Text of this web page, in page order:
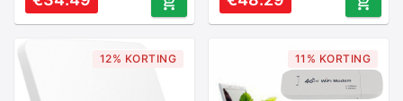
Kabel
N300 Wifi Range
Met 2 Externe
Antennes
12% KORTING 11% KORTING